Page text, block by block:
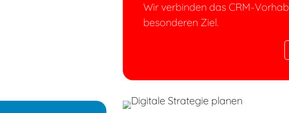
Wir verbinden das CRM-
besonderen Ziel.